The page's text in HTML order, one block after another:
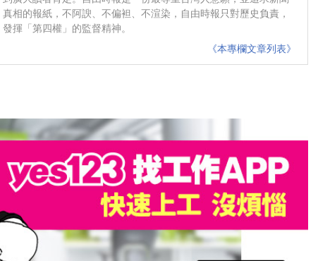
真相的報紙，不阿諛、不偏袒、不渲染，自由時報只對歷史負責，
發揮「第四權」的監督精神。
《本專欄文章列表》